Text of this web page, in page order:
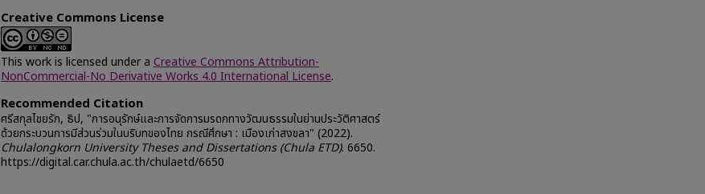
Creative Commons License
This work is licensed under a Creative Commons Attribution-
NonCommercial-No Derivative Works 4.0 International License.
Recommended Citation
ศรีสกุลไชยรัก, ธิป, "การอนุรักษ์และการจัดการมรดกทางวัฒนธรรมในย่านประวัติศาสตร์
ด้วยกระบวนการมีส่วนร่วมในบริบทของไทย กรณีศึกษา : เมืองเก่าสงขลา" (2022).
Chulalongkorn University Theses and Dissertations (Chula ETD). 6650.
https://digital.car.chula.ac.th/chulaetd/6650